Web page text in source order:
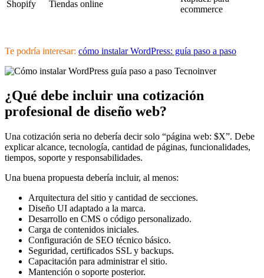
Shopify Tiendas online
ecommerce
Te podría interesar: cómo instalar WordPress: guía paso a paso
¿Qué debe incluir una cotización
profesional de diseño web?
Una cotización seria no debería decir solo “página web: $X”. Debe
explicar alcance, tecnología, cantidad de páginas, funcionalidades,
tiempos, soporte y responsabilidades.
Una buena propuesta debería incluir, al menos:
Arquitectura del sitio y cantidad de secciones.
Diseño UI adaptado a la marca.
Desarrollo en CMS o código personalizado.
Carga de contenidos iniciales.
Configuración de SEO técnico básico.
Seguridad, certificados SSL y backups.
Capacitación para administrar el sitio.
Mantención o soporte posterior.